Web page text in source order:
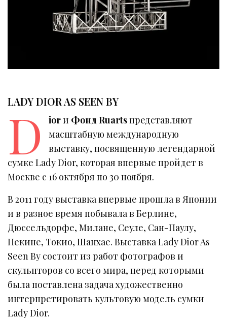
LADY DIOR AS SEEN BY
D iorи Фонд Ruartsпредставляют
масштабную международную
выставку, посвященную легендарной
сумке Lady Dior, которая впервые пройдет в
Москве с 16 октября по 30 ноября.
В 2011 году выставка впервые прошла в Японии
и в разное время побывала в Берлине,
Дюссельдорфе, Милане, Сеуле, Сан-Паулу,
Пекине, Токио, Шанхае. Выставка Lady Dior As
Seen By состоит из работ фотографов и
скульпторов со всего мира, перед которыми
была поставлена задача художественно
интерпретировать культовую модель сумки
Lady Dior.